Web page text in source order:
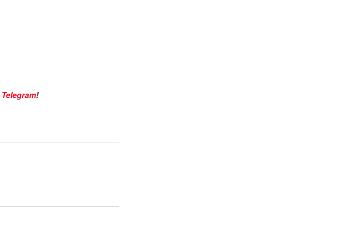
Telegram!